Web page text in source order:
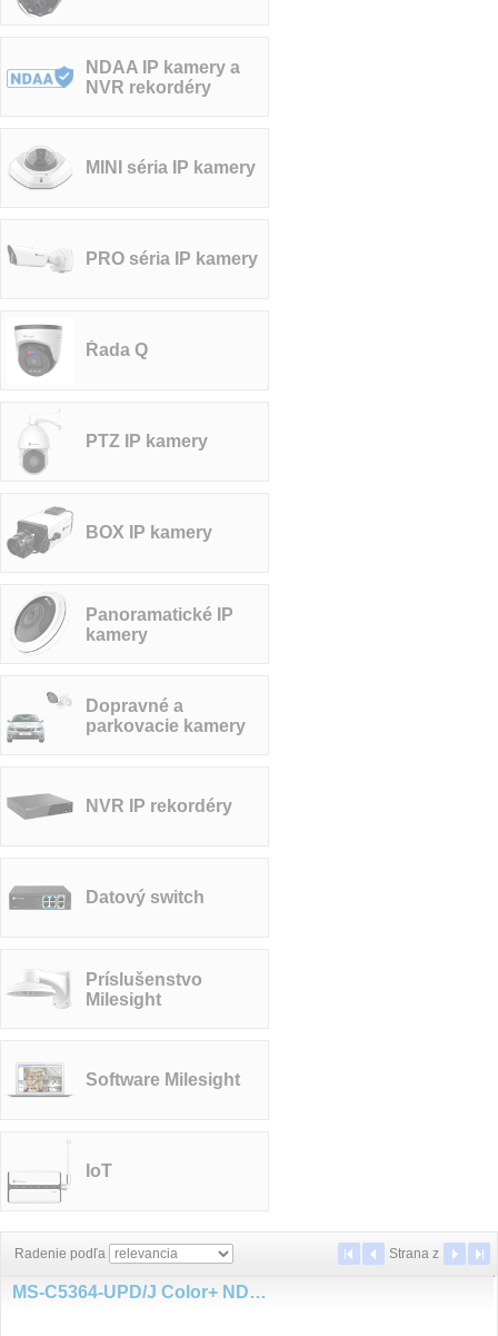
NDAA IP kamery a
NVR rekordéry
MINI séria IP kamery
PRO séria IP kamery
Řada Q
PTZ IP kamery
BOX IP kamery
Panoramatické IP
kamery
Dopravné a
parkovacie kamery
NVR IP rekordéry
Datový switch
Príslušenstvo
Milesight
Software Milesight
IoT
Radenie podľa Strana z
MS-C5364-UPD/J Color+ NDAA 2.8mm 5MP/30fps AI IP